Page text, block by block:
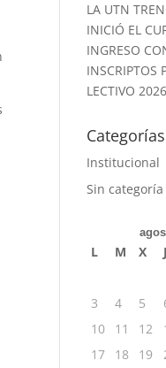
LA UTN
INICIÓ EL
INGRESO
INSCRIPTOS
LECTIVO 2026
Categorías
Institucional
Sin categoría
L M X J
3
4 5
10
11 12
17
18 19